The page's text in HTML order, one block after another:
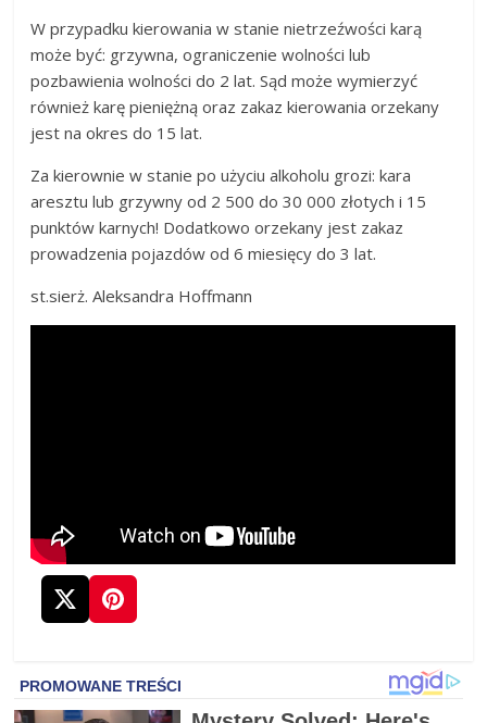
W przypadku kierowania w stanie nietrzeźwości karą
może być: grzywna, ograniczenie wolności lub
pozbawienia wolności do 2 lat. Sąd może wymierzyć
również karę pieniężną oraz zakaz kierowania orzekany
jest na okres do 15 lat.
Za kierownie w stanie po użyciu alkoholu grozi: kara
aresztu lub grzywny od 2 500 do 30 000 złotych i 15
punktów karnych! Dodatkowo orzekany jest zakaz
prowadzenia pojazdów od 6 miesięcy do 3 lat.
st.sierż. Aleksandra Hoffmann